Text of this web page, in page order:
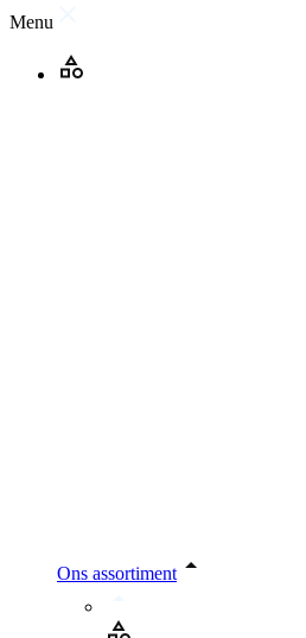
Menu
Ons assortiment